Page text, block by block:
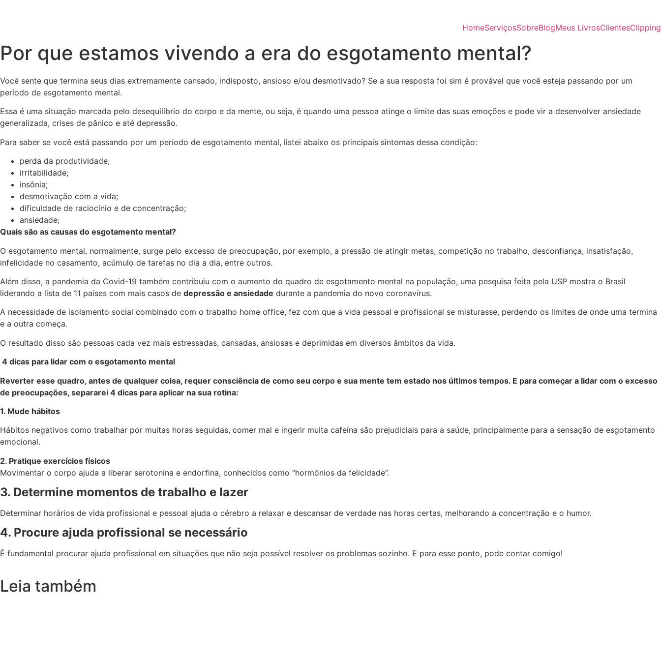
HomeServiçosSobreBlogMeus LivrosClientesClipping
Por que estamos vivendo a era do esgotamento mental?
Você sente que termina seus dias extremamente cansado, indisposto, ansioso e/ou desmotivado? Se a sua resposta foi sim é provável que você esteja passando por um
período de esgotamento mental.
Essa é uma situação marcada pelo desequilíbrio do corpo e da mente, ou seja, é quando uma pessoa atinge o limite das suas emoções e pode vir a desenvolver ansiedade
generalizada, crises de pânico e até depressão.
Para saber se você está passando por um período de esgotamento mental, listei abaixo os principais sintomas dessa condição:
perda da produtividade;
irritabilidade;
insônia;
desmotivação com a vida;
dificuldade de raciocínio e de concentração;
ansiedade;
Quais são as causas do esgotamento mental?
O esgotamento mental, normalmente, surge pelo excesso de preocupação, por exemplo, a pressão de atingir metas, competição no trabalho, desconfiança, insatisfação,
infelicidade no casamento, acúmulo de tarefas no dia a dia, entre outros.
Além disso, a pandemia da Covid-19 também contribuiu com o aumento do quadro de esgotamento mental na população, uma pesquisa feita pela USP mostra o Brasil
liderando a lista de 11 países com mais casos de depressão e ansiedade durante a pandemia do novo coronavírus.
A necessidade de isolamento social combinado com o trabalho home office, fez com que a vida pessoal e profissional se misturasse, perdendo os limites de onde uma termina
e a outra começa.
O resultado disso são pessoas cada vez mais estressadas, cansadas, ansiosas e deprimidas em diversos âmbitos da vida.
4 dicas para lidar com o esgotamento mental
Reverter esse quadro, antes de qualquer coisa, requer consciência de como seu corpo e sua mente tem estado nos últimos tempos. E para começar a lidar com o excesso
de preocupações, separarei 4 dicas para aplicar na sua rotina:
1. Mude hábitos
Hábitos negativos como trabalhar por muitas horas seguidas, comer mal e ingerir muita cafeína são prejudiciais para a saúde, principalmente para a sensação de esgotamento
emocional.
2. Pratique exercícios físicos
Movimentar o corpo ajuda a liberar serotonina e endorfina, conhecidos como “hormônios da felicidade”.
3. Determine momentos de trabalho e lazer
Determinar horários de vida profissional e pessoal ajuda o cérebro a relaxar e descansar de verdade nas horas certas, melhorando a concentração e o humor.
4. Procure ajuda profissional se necessário
É fundamental procurar ajuda profissional em situações que não seja possível resolver os problemas sozinho. E para esse ponto, pode contar comigo!
Leia também